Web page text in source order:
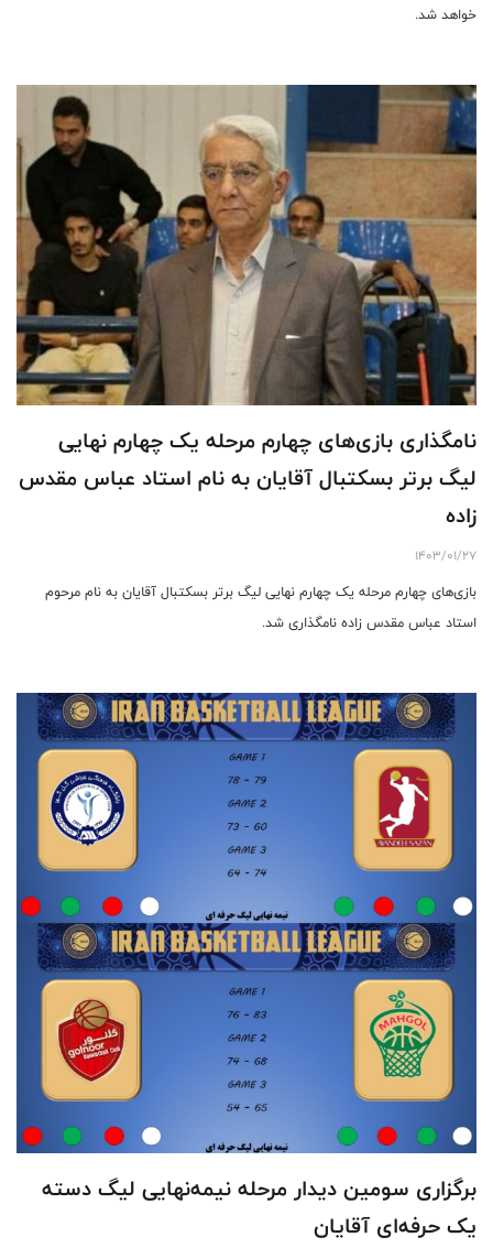
خواهد شد.
نامگذاری بازی‌های چهارم مرحله یک چهارم نهایی
لیگ برتر بسکتبال آقایان به نام استاد عباس مقدس
زاده
1403/01/27
بازی‌های چهارم مرحله یک چهارم نهایی لیگ برتر بسکتبال آقایان به نام مرحوم
استاد عباس مقدس زاده نامگذاری شد.
برگزاری سومین دیدار مرحله نیمه‌نهایی لیگ دسته
یک حرفه‌ای آقایان